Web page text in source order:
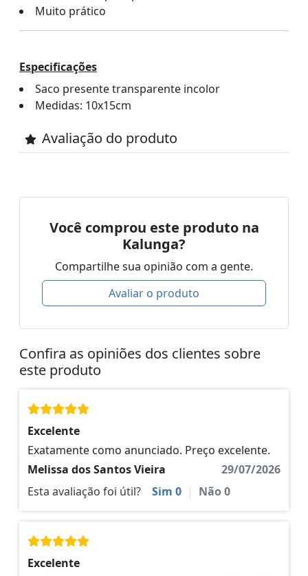
Muito prático
Especificações
Saco presente transparente incolor
Medidas: 10x15cm
Avaliação do produto
Você comprou este produto na
Kalunga?
Compartilhe sua opinião com a gente.
Avaliar o produto
Confira as opiniões dos clientes sobre
este produto
Excelente
Exatamente como anunciado. Preço excelente.
Melissa dos Santos Vieira
29/07/2026
Esta avaliação foi útil?
Sim 0 | Não0
Excelente